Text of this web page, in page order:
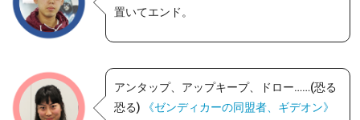
置いてエンド。
アンタップ、アップキープ、ドロー……(恐る
恐る)
《ゼンディカーの同盟者、ギデオン》